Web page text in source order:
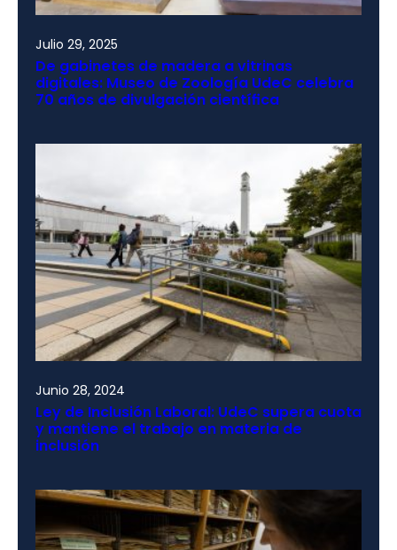
Julio 29, 2025
De gabinetes de madera a vitrinas
digitales: Museo de Zoología UdeC celebra
70 años de divulgación científica
Junio 28, 2024
Ley de Inclusión Laboral: UdeC supera cuota
y mantiene el trabajo en materia de
inclusión